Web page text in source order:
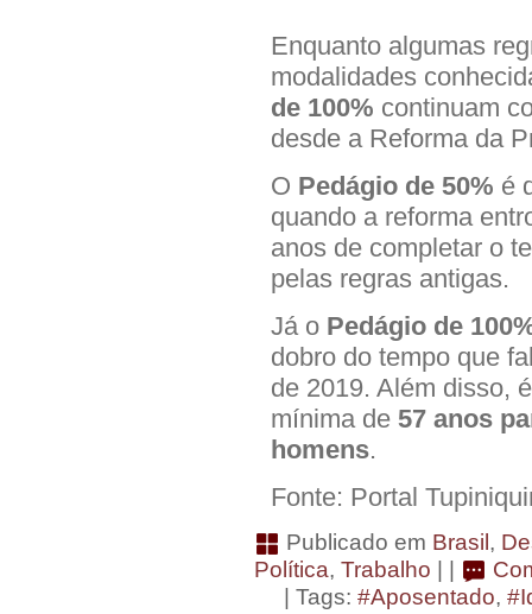
Enquanto algumas
modalidades
de 100% continuam
desde a Reforma da
O Pedágio de 50% é
quando a reforma
anos de completar o
pelas regras antigas.
Já o Pedágio de
dobro do tempo que
de 2019. Além disso,
mínima de 57 anos
homens.
Fonte: Portal
Publicado em Brasil ,
Política, Trabalho
| Tags: #Aposentado,